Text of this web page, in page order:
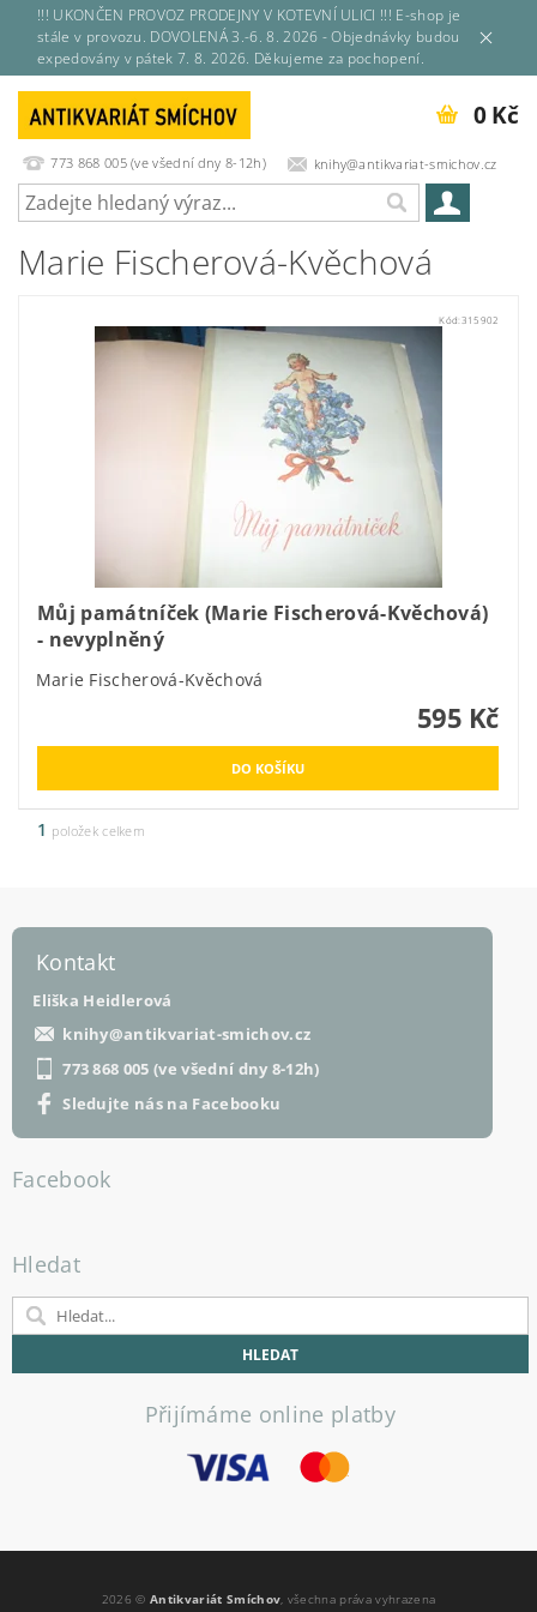
!!! UKONČEN PROVOZ PRODEJNY V KOTEVNÍ ULICI !!! E-shop je
stále v provozu. DOVOLENÁ 3.-6. 8. 2026 - Objednávky budou
expedovány v pátek 7. 8. 2026. Děkujeme za pochopení.
773 868 005 (ve všední dny 8-12h) knihy@antikvariat-smichov.cz
0 Kč
Marie Fischerová-Kvěchová
Kód: 315902
Můj památníček (Marie Fischerová-Kvěchová)
- nevyplněný
Marie Fischerová-Kvěchová
595 Kč
1 položek celkem
Kontakt
Eliška Heidlerová
knihy@antikvariat-smichov.cz
773 868 005 (ve všední dny 8-12h)
Sledujte nás na Facebooku
Facebook
Hledat
Přijímáme online platby
2026 ©Antikvariát Smíchov, všechna práva vyhrazena